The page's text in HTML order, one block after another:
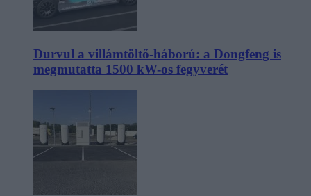
Durvul a villámtöltő-háború: a Dongfeng is
megmutatta 1500 kW-os fegyverét